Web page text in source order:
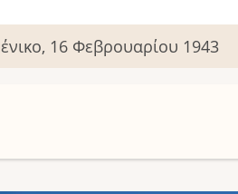
16 Φεβρουαρίου 1943